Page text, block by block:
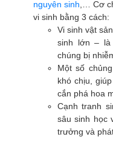
nguyên sinh ,… Cơ
vi sinh bằng 3 cách:
Vi sinh vật
sinh lớn – là
chúng bị
Một số
khó chịu,
cắn phá hoa
Cạnh tranh
sâu sinh học
trưởng và